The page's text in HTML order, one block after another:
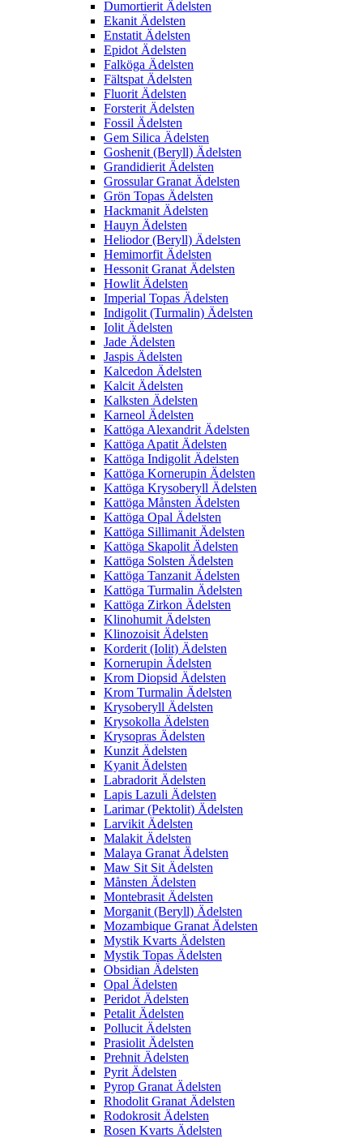
Dumortierit Ädelsten
Ekanit Ädelsten
Enstatit Ädelsten
Epidot Ädelsten
Falköga Ädelsten
Fältspat Ädelsten
Fluorit Ädelsten
Forsterit Ädelsten
Fossil Ädelsten
Gem Silica Ädelsten
Goshenit (Beryll) Ädelsten
Grandidierit Ädelsten
Grossular Granat Ädelsten
Grön Topas Ädelsten
Hackmanit Ädelsten
Hauyn Ädelsten
Heliodor (Beryll) Ädelsten
Hemimorfit Ädelsten
Hessonit Granat Ädelsten
Howlit Ädelsten
Imperial Topas Ädelsten
Indigolit (Turmalin) Ädelsten
Iolit Ädelsten
Jade Ädelsten
Jaspis Ädelsten
Kalcedon Ädelsten
Kalcit Ädelsten
Kalksten Ädelsten
Karneol Ädelsten
Kattöga Alexandrit Ädelsten
Kattöga Apatit Ädelsten
Kattöga Indigolit Ädelsten
Kattöga Kornerupin Ädelsten
Kattöga Krysoberyll Ädelsten
Kattöga Månsten Ädelsten
Kattöga Opal Ädelsten
Kattöga Sillimanit Ädelsten
Kattöga Skapolit Ädelsten
Kattöga Solsten Ädelsten
Kattöga Tanzanit Ädelsten
Kattöga Turmalin Ädelsten
Kattöga Zirkon Ädelsten
Klinohumit Ädelsten
Klinozoisit Ädelsten
Korderit (Iolit) Ädelsten
Kornerupin Ädelsten
Krom Diopsid Ädelsten
Krom Turmalin Ädelsten
Krysoberyll Ädelsten
Krysokolla Ädelsten
Krysopras Ädelsten
Kunzit Ädelsten
Kyanit Ädelsten
Labradorit Ädelsten
Lapis Lazuli Ädelsten
Larimar (Pektolit) Ädelsten
Larvikit Ädelsten
Malakit Ädelsten
Malaya Granat Ädelsten
Maw Sit Sit Ädelsten
Månsten Ädelsten
Montebrasit Ädelsten
Morganit (Beryll) Ädelsten
Mozambique Granat Ädelsten
Mystik Kvarts Ädelsten
Mystik Topas Ädelsten
Obsidian Ädelsten
Opal Ädelsten
Peridot Ädelsten
Petalit Ädelsten
Pollucit Ädelsten
Prasiolit Ädelsten
Prehnit Ädelsten
Pyrit Ädelsten
Pyrop Granat Ädelsten
Rhodolit Granat Ädelsten
Rodokrosit Ädelsten
Rosen Kvarts Ädelsten